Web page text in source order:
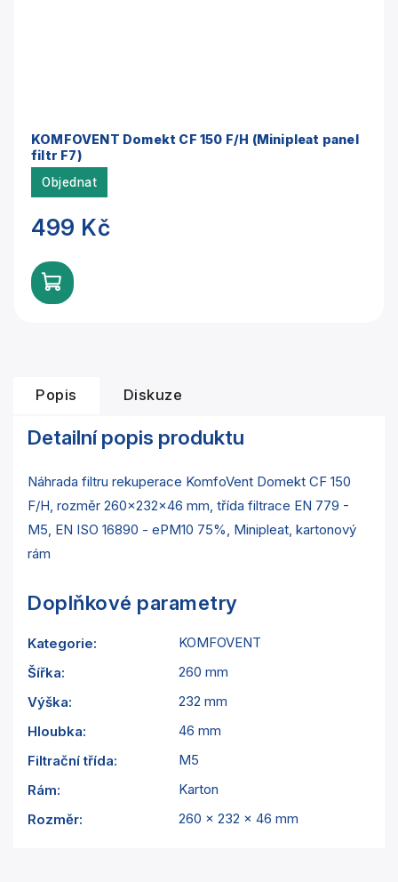
KOMFOVENT Domekt CF 150 F/H (Minipleat panel
filtr F7)
Objednat
499 Kč
Popis Diskuze
Detailní popis produktu
Náhrada filtru rekuperace KomfoVent Domekt CF 150
F/H, rozměr 260x232x46 mm, třída filtrace EN 779 -
M5, EN ISO 16890 - ePM10 75%, Minipleat, kartonový
rám
Doplňkové parametry
Kategorie:
KOMFOVENT
Šířka:
260 mm
Výška:
232 mm
Hloubka:
46 mm
Filtrační třída:
M5
Rám:
Karton
Rozměr: 260 x 232 x 46 mm